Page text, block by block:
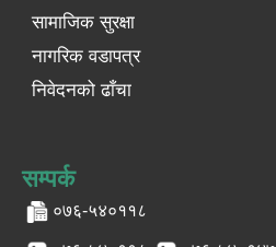
सामाजिक सुरक्षा
नागरिक वडापत्र
निवेदनको ढाँचा
सम्पर्क
०७६-५४०११८